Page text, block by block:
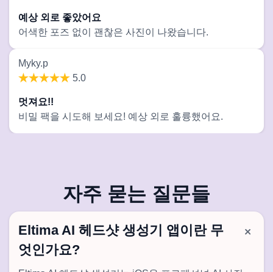
예상 외로 좋았어요
어색한 포즈 없이 괜찮은 사진이 나왔습니다.
Myky.p
5.0
멋져요!!
비밀 팩을 시도해 보세요! 예상 외로 훌륭했어요.
자주 묻는 질문들
Eltima AI 헤드샷 생성기 앱이란 무
엇인가요?